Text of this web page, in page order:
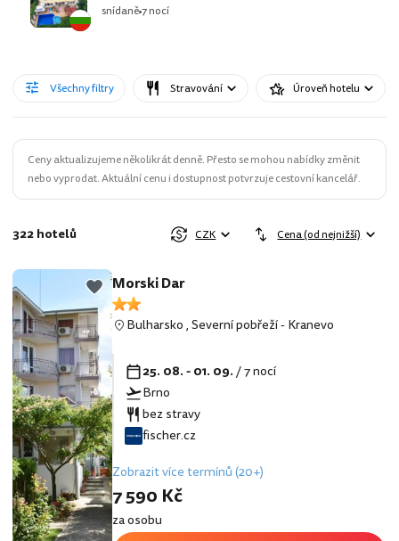
snídaně7 nocí
Všechny filtry Stravování Úroveň hotelu
Ceny aktualizujeme několikrát denně. Přesto se mohou nabídky změnit
nebo vyprodat. Aktuální cenu i dostupnost potvrzuje cestovní kancelář.
322 hotelů CZK Cena (od nejnižší)
Morski Dar
Bulharsko,Severní pobřeží-Kranevo
25. 08. - 01. 09./ 7 nocí
Brno
bez stravy
fischer.cz
Zobrazit více termínů (20+)
7 590 Kč
za osobu